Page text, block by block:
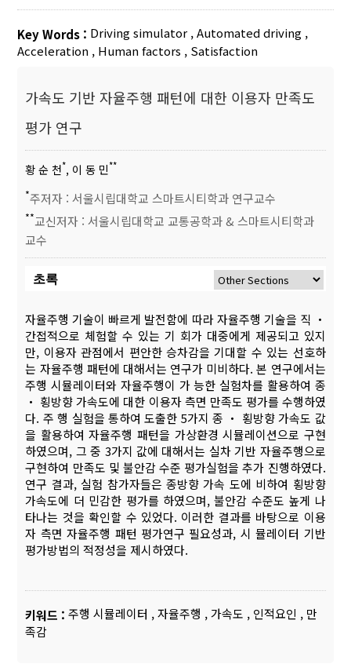
Key Words : Driving simulator ,Automated driving ,
Acceleration , Human factors , Satisfaction
가속도 기반 자율주행 패턴에 대한 이용자 만족도
평가 연구
황 순 천*, 이 동 민**
*주저자 : 서울시립대학교 스마트시티학과 연구교수
**교신저자 : 서울시립대학교 교통공학과 & 스마트시티학과
교수
초록
자율주행 기술이 빠르게 발전함에 따라 자율주행 기술을 직 ‧
간접적으로 체험할 수 있는 기 회가 대중에게 제공되고 있지
만, 이용자 관점에서 편안한 승차감을 기대할 수 있는 선호하
는 자율주행 패턴에 대해서는 연구가 미비하다. 본 연구에서는
주행 시뮬레이터와 자율주행이 가 능한 실험차를 활용하여 종
‧ 횡방향 가속도에 대한 이용자 측면 만족도 평가를 수행하였
다. 주 행 실험을 통하여 도출한 5가지 종 ‧ 횡방향 가속도 값
을 활용하여 자율주행 패턴을 가상환경 시뮬레이션으로 구현
하였으며, 그 중 3가지 값에 대해서는 실차 기반 자율주행으로
구현하여 만족도 및 불안감 수준 평가실험을 추가 진행하였다.
연구 결과, 실험 참가자들은 종방향 가속 도에 비하여 횡방향
가속도에 더 민감한 평가를 하였으며, 불안감 수준도 높게 나
타나는 것을 확인할 수 있었다. 이러한 결과를 바탕으로 이용
자 측면 자율주행 패턴 평가연구 필요성과, 시 뮬레이터 기반
평가방법의 적정성을 제시하였다.
키워드 :주행 시뮬레이터 ,자율주행 ,가속도 , 인적요인 , 만
족감